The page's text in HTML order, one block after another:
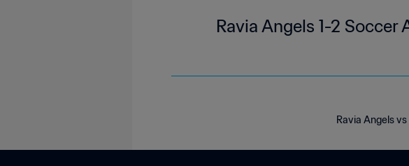
Ravia Angels 1-2
Ravia Angels